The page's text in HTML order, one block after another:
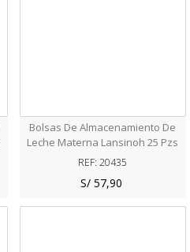
Bolsas De Almacenamiento De
Leche Materna Lansinoh 25 Pzs
REF: 20435
S/ 57,90